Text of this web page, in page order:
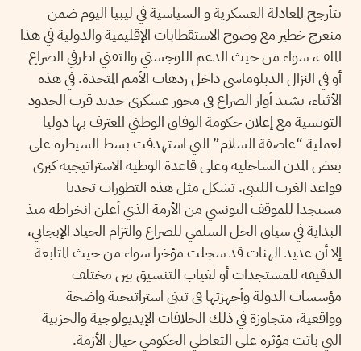
تتأرجح المعادلة العسكرية و السياسية في ليبيا اليوم ضمن
منعرج خطير مع وضوح الاستقطابات الإقليمية والدولية في هذا
الملف، سواء من حيث الدعم اللوجستي والتقني لطرفي الصراع
أو في النزال الدبلوماسي داخل ردهات الأمم المتحدة. في هذه
الأثناء، يشتد أوار الصراع في محور عسكري جديد قرب الحدود
التونسية مع إعلان حكومة الوفاق الوطني المعترف بها دوليا
لعملية “عاصفة السلام” التي استهدفت بسط السيطرة على
بعض المدن الساحلية وعلى قاعدة الوطية الاستراتيجية كبرى
قواعد الغرب الليبي. تشكل مثل هذه التطورات تحديا
مستجدا للموقف التونسي من الأزمة الذي أعلن انخراطه منذ
البداية في سياق الحل السلمي للصراع والتزام الحياد الإبجابي،
إلا أن عديد الهنات قد سجلت مؤخرا سواء من حيث المتابعة
الدقيقة للمستجدات أو لغياب التنسيق بين مختلف
مؤسسات الدولة وأجهزتها في تبني استراتيجية واضحة
وواقعية، متجاوزة في ذلك الخلافات الإيديولوجية والحزبية
التي باتت مؤثرة على التعاطي الحكومي حيال الأزمة.